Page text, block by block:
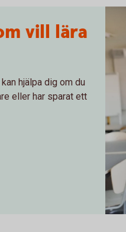
vill lära
hjälpa dig om du
eller har sparat ett